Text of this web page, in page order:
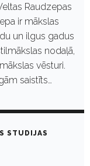
Raudzepas
ir mākslas
un ilgus gadus
nodaļā,
vēsturi.
saistīts…
STUDIJAS